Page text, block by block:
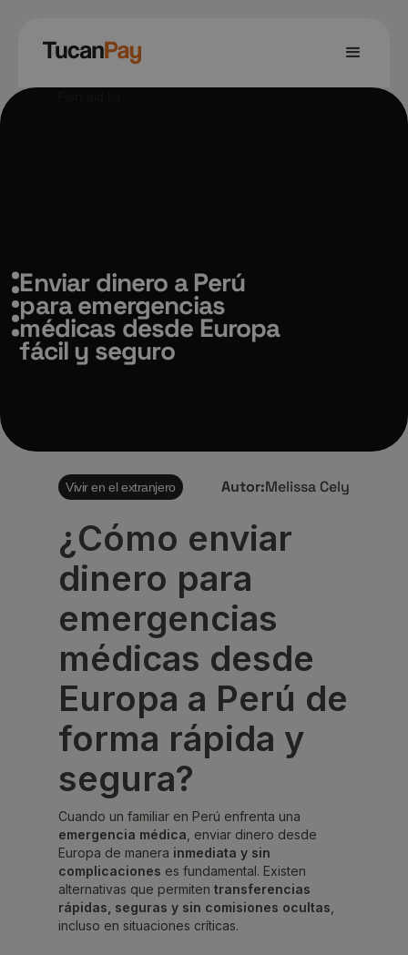
Enviar dinero a Perú
para emergencias
médicas desde Europa
fácil y seguro
Vivir en el extranjero Autor:Melissa Cely
¿Cómo enviar
dinero para
emergencias
médicas desde
Europa a Perú de
forma rápida y
segura?
Cuando un familiar en Perú enfrenta una
emergencia médica , enviar dinero desde
Europa de manera inmediata y sin
complicaciones es fundamental. Existen
alternativas que permiten transferencias
rápidas, seguras y sin comisiones ocultas
incluso en situaciones críticas.